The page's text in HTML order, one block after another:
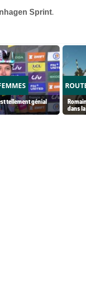
Sprint.
tellement génial
dans